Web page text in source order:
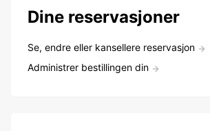
Dine reservasjoner
Se, endre eller kansellere reservasjon
Administrer bestillingen din